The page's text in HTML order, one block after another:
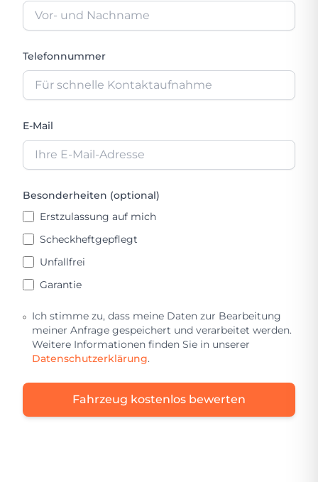
Telefonnummer
E-Mail
Besonderheiten (optional)
Erstzulassung auf mich
Scheckheftgepflegt
Unfallfrei
Garantie
Ich stimme zu, dass meine Daten zur Bearbeitung
meiner Anfrage gespeichert und verarbeitet werden.
Weitere Informationen finden Sie in unserer
Datenschutzerklärung.
Fahrzeug kostenlos bewerten